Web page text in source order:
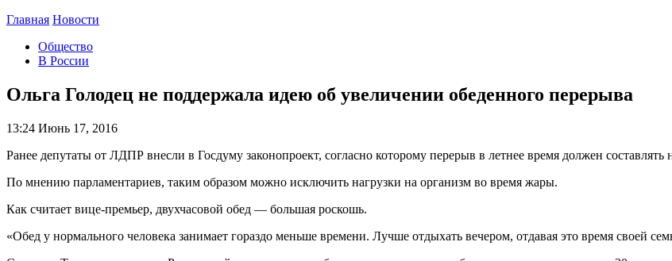
Главная Новости
Общество
В России
Ольга Голодец не поддержала идею об увеличении обеденного перерыва
13:24 Июнь 17, 2016
Ранее депутаты от ЛДПР внесли в Госдуму законопроект, согласно которому перерыв в летнее время должен составлять
По мнению парламентариев, таким образом можно исключить нагрузки на организм во время жары.
Как считает вице-премьер, двухчасовой обед — большая роскошь.
«Обед у нормального человека занимает гораздо меньше времени. Лучше отдыхать вечером, отдавая это время своей